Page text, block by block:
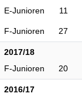
E-Junioren
11
F-Junioren 27
2017/18
F-Junioren
20
2016/17